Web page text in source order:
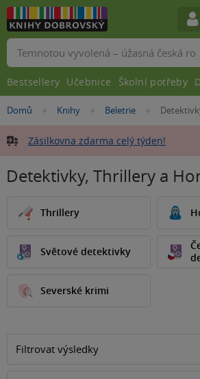
Nacházíte
zde:
Domů »
Knihy »
Beletrie »
Zásilkovna zdarma celý týden!
Detektivky, Thrillery a
Thrillery
Světové detektivky
Severské krimi
Filtrovat výsledky
Vyhledávání
Bestsellery Učebnice Školní potřeby